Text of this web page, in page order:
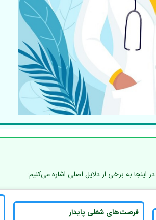
به برخی از دلایل اصلی اشاره می‌کنیم:
فرصت‌های شغلی پایدار